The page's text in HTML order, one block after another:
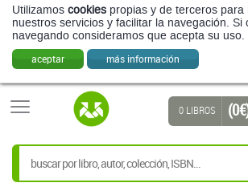
Utilizamos cookies propias y de terceros para
nuestros servicios y facilitar la navegación. Si
navegando consideramos que acepta su uso.
aceptar más información
0 LIBROS (0